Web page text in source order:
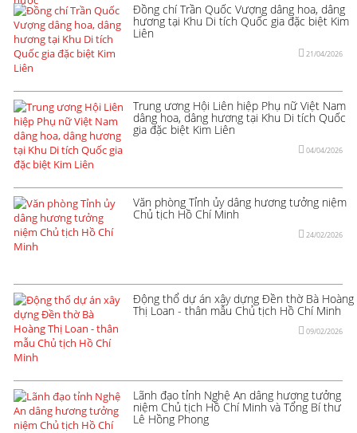
Đồng chí Trần Quốc Vượng dâng hoa, dâng
hương tại Khu Di tích Quốc gia đặc biệt Kim
Liên
21/04/2026
Trung ương Hội Liên hiệp Phụ nữ Việt Nam
dâng hoa, dâng hương tại Khu Di tích Quốc
gia đặc biệt Kim Liên
04/04/2026
Văn phòng Tỉnh ủy dâng hương tưởng niệm
Chủ tịch Hồ Chí Minh
24/02/2026
Động thổ dự án xây dựng Đền thờ Bà Hoàng
Thị Loan - thân mẫu Chủ tịch Hồ Chí Minh
09/02/2026
Lãnh đạo tỉnh Nghệ An dâng hương tưởng
niệm Chủ tịch Hồ Chí Minh và Tổng Bí thư
Lê Hồng Phong